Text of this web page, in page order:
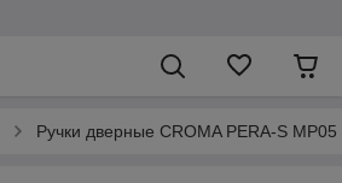
Ручки дверные CROMA PERA-S